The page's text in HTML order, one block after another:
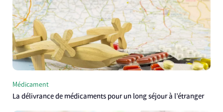
Médicament
La délivrance de médicaments pour un long séjour à l’étranger